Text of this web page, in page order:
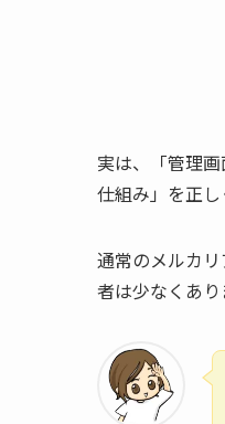
実は、「管理
仕組み」を正し
通常のメルカ
者は少なくあり